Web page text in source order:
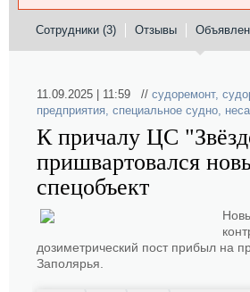
Сотрудники (3) Отзывы
11.09.2025 | 11:59 // судоремонт,
предприятия, специальное судно,
К причалу ЦС
пришвартовался
спецобъект
дозиметрический пост прибыл на
Заполярья.